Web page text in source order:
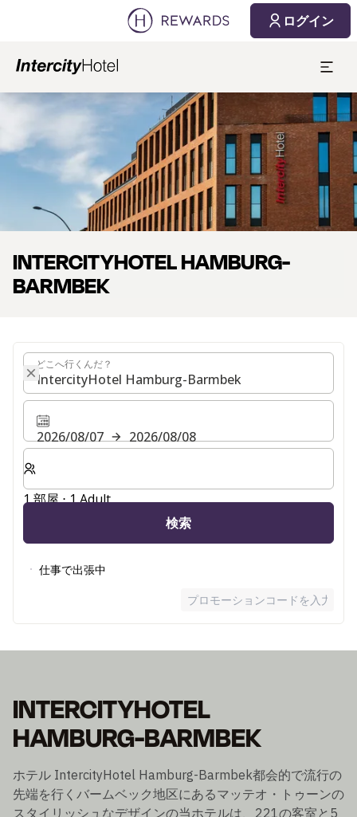
ログイン
スライド1 1
INTERCITYHOTEL HAMBURG-
BARMBEK
2026/08/08
どこへ行くんだ？
どこへ行くんだ？
2026/08/07
2026/08/08
客室数と宿泊人数をお選びください。
1 部屋 ⋅ 1 Adult
検索
仕事で出張中
プロモーションコードを入力
INTERCITYHOTEL
HAMBURG-BARMBEK
ホテル IntercityHotel Hamburg-Barmbek都会的で流行の
先端を行くバームベック地区にあるマッテオ・トゥーンの
スタイリッシュなデザインの当ホテルは、221の客室と5